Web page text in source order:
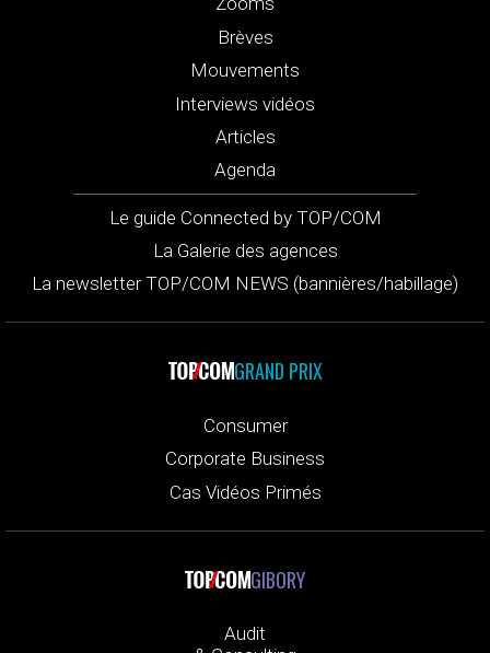
Brèves
Mouvements
Interviews vidéos
Articles
Agenda
Le guide Connected by TOP/COM
La Galerie des agences
La newsletter TOP/COM NEWS (bannières/habillage)
GRAND PRIX
Consumer
Corporate Business
Cas Vidéos Primés
GIBORY
Audit